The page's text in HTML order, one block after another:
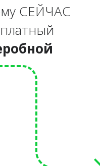
СЕЙЧАС